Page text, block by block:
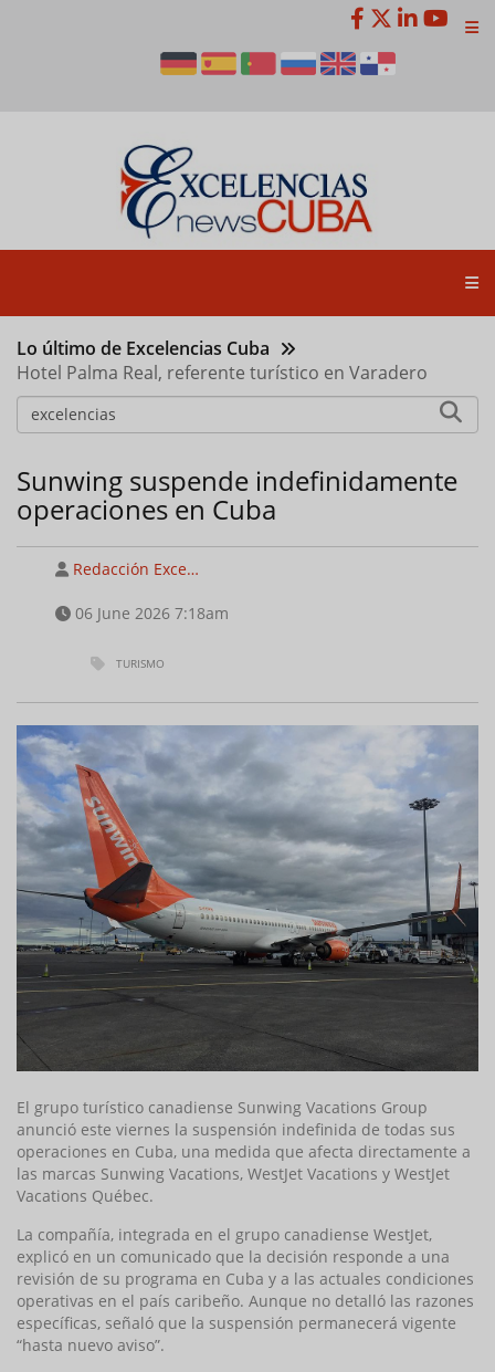
Lo último de Excelencias Cuba
Hotel Palma Real, referente turístico en Varadero
Sunwing suspende indefinidamente
operaciones en Cuba
Redacción Exce…
06 June 2026 7:18am
TURISMO
El grupo turístico canadiense Sunwing Vacations Group
anunció este viernes la suspensión indefinida de todas sus
operaciones en Cuba, una medida que afecta directamente a
las marcas Sunwing Vacations, WestJet Vacations y WestJet
Vacations Québec.
La compañía, integrada en el grupo canadiense WestJet,
explicó en un comunicado que la decisión responde a una
revisión de su programa en Cuba y a las actuales condiciones
operativas en el país caribeño. Aunque no detalló las razones
específicas, señaló que la suspensión permanecerá vigente
“hasta nuevo aviso”.